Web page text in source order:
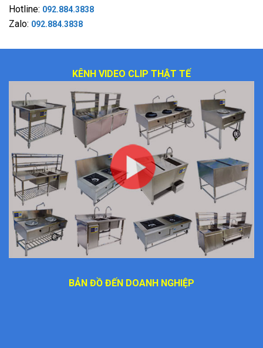
Hotline: 092.884.3838
Zalo: 092.884.3838
KÊNH VIDEO CLIP THẬT TẾ
BẢN ĐỒ ĐẾN DOANH NGHIỆP